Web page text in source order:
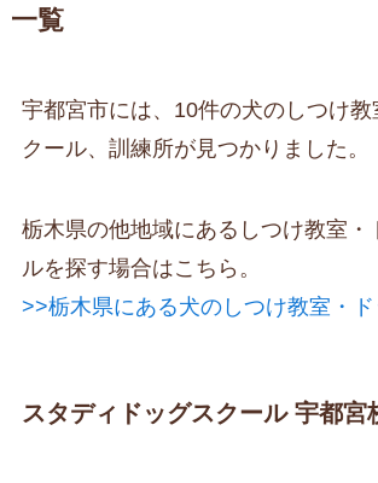
一覧
宇都宮市には、10件の犬のしつけ教
クール、訓練所が見つかりました。
栃木県の他地域にあるしつけ教室・
ルを探す場合はこちら。
>>栃木県にある犬のしつけ教室・
スタディドッグスクール 宇都宮